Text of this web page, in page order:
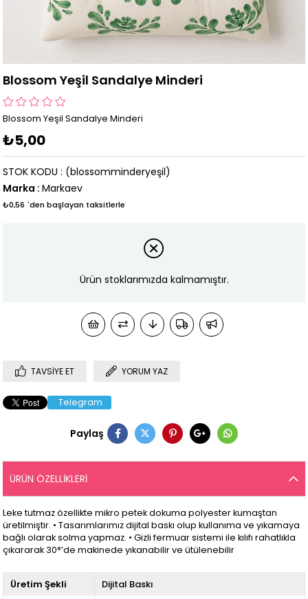
Blossom Yeşil Sandalye Minderi
Blossom Yeşil Sandalye Minderi
₺5,00
(blossomminderyeşil)
STOK KODU
Marka : Markaev
₺0,56 `den başlayan taksitlerle
Ürün stoklarımızda kalmamıştır.
TAVSIYE ET YORUM YAZ
Telegram
Paylaş
ÜRÜN ÖZELLIKLERI
Leke tutmaz özellikte mikro petek dokuma polyester kumaştan
üretilmiştir. • Tasarımlarımız dijital baskı olup kullanıma ve yıkamaya
bağlı olarak solma yapmaz. • Gizli fermuar sistemi ile kılıfı rahatlıkla
çıkararak 30°’de makinede yıkanabilir ve ütülenebilir
Üretim Şekli
Dijital Baskı